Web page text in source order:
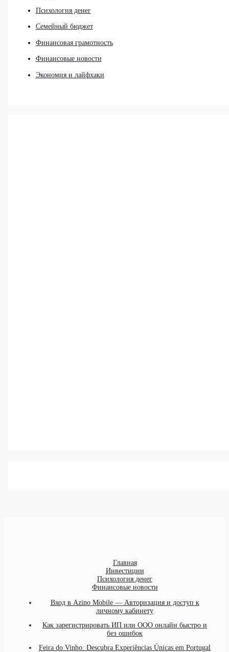
Психология денег
Семейный бюджет
Финансовая грамотность
Финансовые новости
Экономия и лайфхаки
Главная
Инвестиции
Психология денег
Финансовые новости
Вход в Azino Mobile — Авторизация и доступ к
личному кабинету
Как зарегистрировать ИП или ООО онлайн быстро и
без ошибок
Feira do Vinho: Descubra Experiências Únicas em Portugal